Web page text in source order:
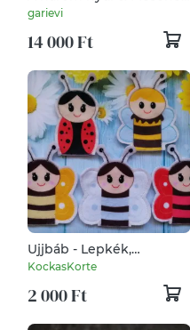
ujjbábkészlet
garievi
14 000 Ft
Ujjbáb - Lepkék,
méhecske, katica
KockasKorte
2 000 Ft